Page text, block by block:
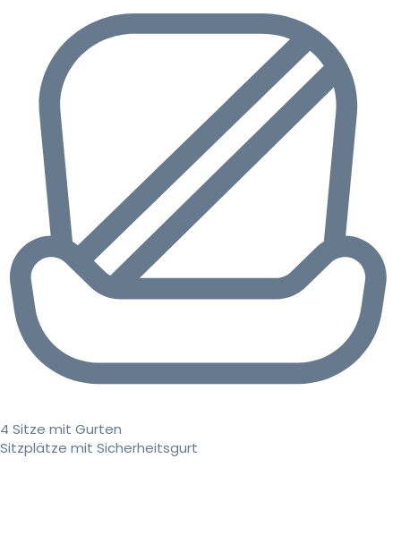
4 Sitze mit Gurten
Sitzplätze mit Sicherheitsgurt